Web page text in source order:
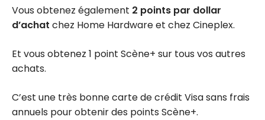
Vous obtenez également 2 points par dollar
d’achat chez Home Hardware et chez Cineplex.
Et vous obtenez 1 point Scène+ sur tous vos autres
achats.
C’est une très bonne carte de crédit Visa sans frais
annuels pour obtenir des points Scène+.